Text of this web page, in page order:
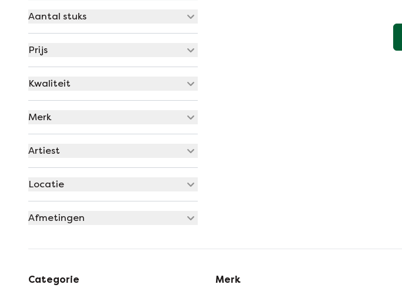
Aantal stuks
Prijs
Kwaliteit
Merk
Artiest
Locatie
Afmetingen
Categorie
Merk